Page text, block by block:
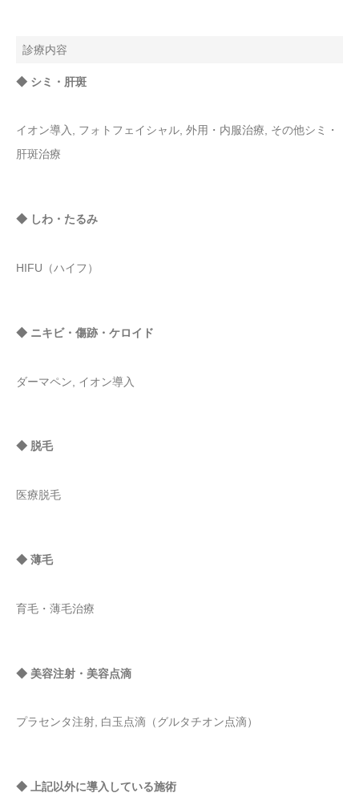
診療内容
◆ シミ・肝斑
イオン導入, フォトフェイシャル, 外用・内服治療, その他シミ・
肝斑治療
◆ しわ・たるみ
HIFU（ハイフ）
◆ ニキビ・傷跡・ケロイド
ダーマペン, イオン導入
◆ 脱毛
医療脱毛
◆ 薄毛
育毛・薄毛治療
◆ 美容注射・美容点滴
プラセンタ注射, 白玉点滴（グルタチオン点滴）
◆ 上記以外に導入している施術